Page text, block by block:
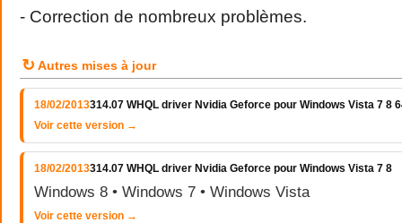
- Correction de nombreux problèmes.
↻ Autres mises à jour
18/02/2013314.07 WHQL driver Nvidia Geforce pour Windows Vista 7 8
Voir cette version →
18/02/2013314.07 WHQL driver Nvidia Geforce pour Windows Vista 7 8
Windows 8 • Windows 7 • Windows Vista
Voir cette version →